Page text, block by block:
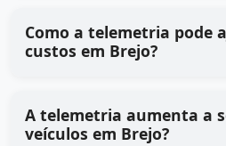
Como a telemetria pode
custos em Brejo?
A telemetria aumenta a
veículos em Brejo?